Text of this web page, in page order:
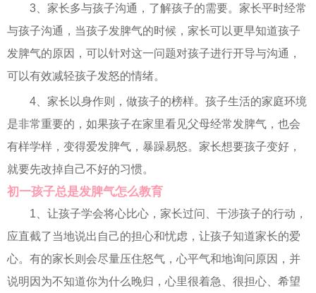
3、家长多与孩子沟通，了解孩子的需要。家长平时经常
与孩子沟通，当孩子发脾气的时候，家长可以更早知道孩子
发脾气的原因，可以针对这一问题对孩子进行开导与沟通，
可以有效减轻孩子发怒的情绪。
4、家长以身作则，做孩子的榜样。孩子生活的家庭环境
是非常重要的，如果孩子在家里看见父母经常发脾气，也会
有样学样，变得爱发脾气，暴躁易怒。家长想要孩子变好，
就要先改掉自己不好的习惯。
初一孩子总是发脾气怎么教育
1、让孩子学会将心比心，家长过问、干涉孩子的行动，
应直截了当地说出自己的担心和忧虑，让孩子知道家长的爱
心。有的家长则会尽量压住怒气，心平气和地询问原因，并
说明因为不知道你为什么晚归，心里很着急、很担心、希望